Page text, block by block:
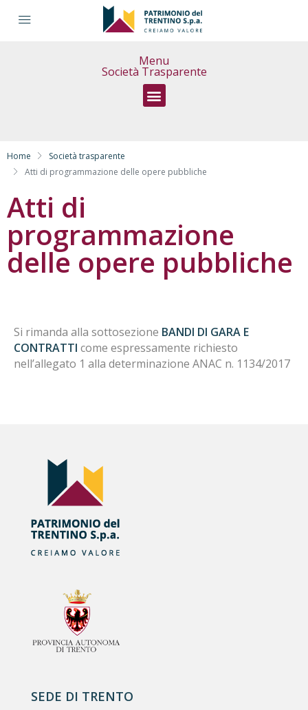
Menu
Società Trasparente
Home
Società trasparente
Atti di programmazione delle opere pubbliche
Atti di
programmazione
delle opere pubbliche
Si rimanda alla sottosezione BANDI DI GARA E
CONTRATTI come espressamente richiesto
nell’allegato 1 alla determinazione ANAC n. 1134/2017
SEDE DI TRENTO